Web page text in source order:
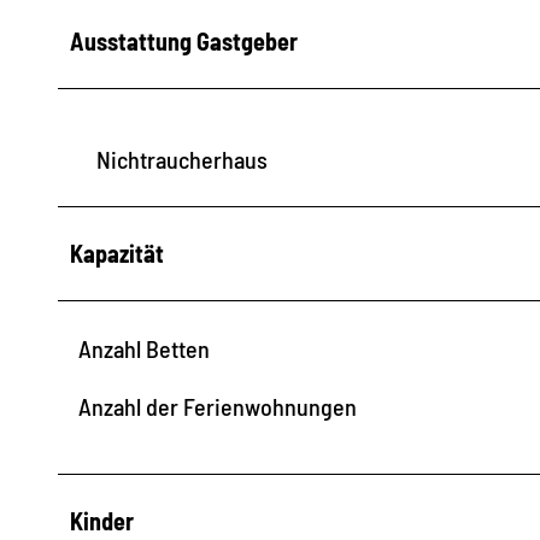
Ausstattung Gastgeber
Nichtraucherhaus
Kapazität
Anzahl Betten
Anzahl der Ferienwohnungen
Kinder